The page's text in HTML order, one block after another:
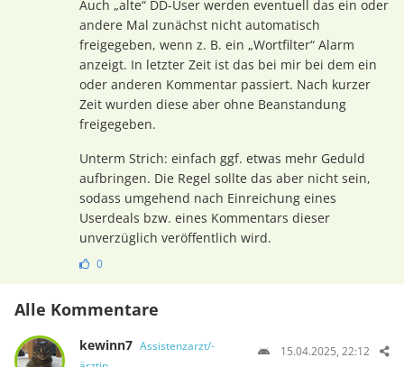
Auch „alte“ DD-User werden eventuell das ein oder
andere Mal zunächst nicht automatisch
freigegeben, wenn z. B. ein „Wortfilter“ Alarm
anzeigt. In letzter Zeit ist das bei mir bei dem ein
oder anderen Kommentar passiert. Nach kurzer
Zeit wurden diese aber ohne Beanstandung
freigegeben.
Unterm Strich: einfach ggf. etwas mehr Geduld
aufbringen. Die Regel sollte das aber nicht sein,
sodass umgehend nach Einreichung eines
Userdeals bzw. eines Kommentars dieser
unverzüglich veröffentlich wird.
0
Alle Kommentare
kewinn7 Assistenzarzt/-
15.04.2025, 22:12